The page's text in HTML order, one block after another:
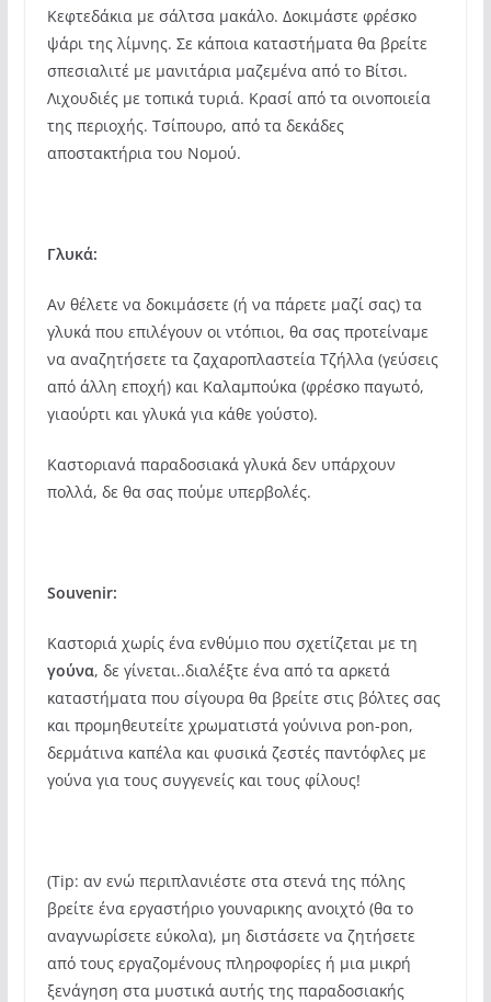
Κεφτεδάκια με σάλτσα μακάλο. Δοκιμάστε φρέσκο
ψάρι της λίμνης. Σε κάποια καταστήματα θα βρείτε
σπεσιαλιτέ με μανιτάρια μαζεμένα από το Βίτσι.
Λιχουδιές με τοπικά τυριά. Κρασί από τα οινοποιεία
της περιοχής. Τσίπουρο, από τα δεκάδες
αποστακτήρια του Νομού.
Γλυκά:
Αν θέλετε να δοκιμάσετε (ή να πάρετε μαζί σας) τα
γλυκά που επιλέγουν οι ντόπιοι, θα σας προτείναμε
να αναζητήσετε τα ζαχαροπλαστεία Τζήλλα (γεύσεις
από άλλη εποχή) και Καλαμπούκα (φρέσκο παγωτό,
γιαούρτι και γλυκά για κάθε γούστο).
Καστοριανά παραδοσιακά γλυκά δεν υπάρχουν
πολλά, δε θα σας πούμε υπερβολές.
Souvenir:
Καστοριά χωρίς ένα ενθύμιο που σχετίζεται με τη
γούνα, δε γίνεται..διαλέξτε ένα από τα αρκετά
καταστήματα που σίγουρα θα βρείτε στις βόλτες σας
και προμηθευτείτε χρωματιστά γούνινα pon-pon,
δερμάτινα καπέλα και φυσικά ζεστές παντόφλες με
γούνα για τους συγγενείς και τους φίλους!
(Tip: αν ενώ περιπλανιέστε στα στενά της πόλης
βρείτε ένα εργαστήριο γουναρικης ανοιχτό (θα το
αναγνωρίσετε εύκολα), μη διστάσετε να ζητήσετε
από τους εργαζομένους πληροφορίες ή μια μικρή
ξενάγηση στα μυστικά αυτής της παραδοσιακής